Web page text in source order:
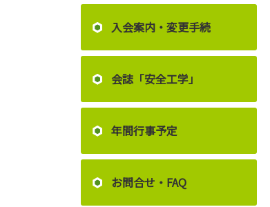
入会案内・変更手続
会誌「安全工学」
年間行事予定
お問合せ・FAQ